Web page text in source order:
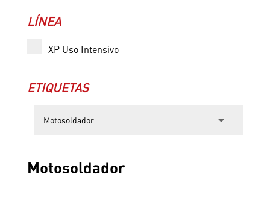
LÍNEA
XP Uso Intensivo
ETIQUETAS
Motosoldador